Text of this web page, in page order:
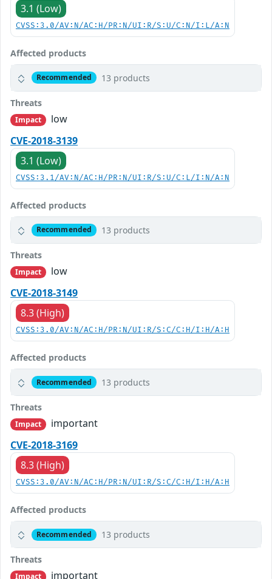
3.1 (Low)
CVSS:3.0/AV:N/AC:H/PR:N/UI:R/S:U/C:N/I:L/A:N
Affected products
Recommended 13 products
Threats
Impact
low
CVE-2018-3139
3.1 (Low)
CVSS:3.1/AV:N/AC:H/PR:N/UI:R/S:U/C:L/I:N/A:N
Affected products
Recommended 13 products
Threats
Impact
low
CVE-2018-3149
8.3 (High)
CVSS:3.0/AV:N/AC:H/PR:N/UI:R/S:C/C:H/I:H/A:H
Affected products
Recommended 13 products
Threats
Impact
important
CVE-2018-3169
8.3 (High)
CVSS:3.0/AV:N/AC:H/PR:N/UI:R/S:C/C:H/I:H/A:H
Affected products
Recommended 13 products
Threats
Impact important